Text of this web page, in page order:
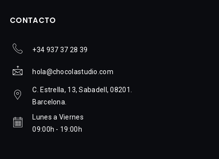
CONTACTO
+34 937 37 28 39
hola@chocolastudio.com
C. Estrella, 13, Sabadell, 08201.
Barcelona.
Lunes a Viernes
09:00h - 19:00h